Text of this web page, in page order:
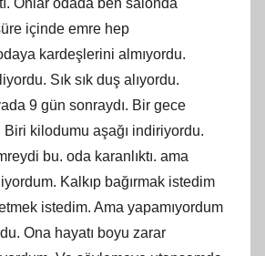
içinde emre hep
kardeşlerini almıyordu.
Sık sık duş alıyordu.
9 gün sonraydı. Bir gece
Biri kilodumu aşağı indiriyordu.
bu. oda karanlıktı. ama
Kalkıp bağırmak istedim
istedim. Ama yapamıyordum
Ona hayatı boyu zarar